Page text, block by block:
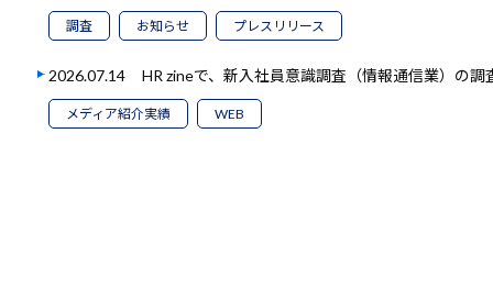
調査 お知らせ プレスリリース
2026.07.14 HR zineで、新入社員意識調査（情報通信業）の
メディア紹介実績 WEB